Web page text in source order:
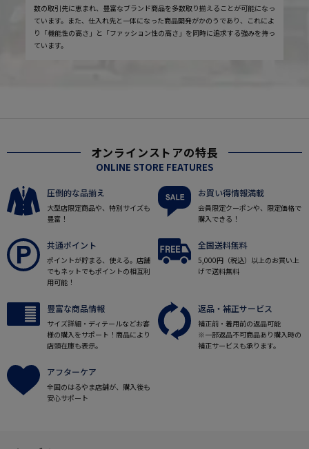
数の取引先に恵まれ、豊富なブランド商品を多数取り揃えることが可能になっ
ています。また、仕入れ先と一体になった商品開発がかのうであり、これによ
り「機能性の高さ」と「ファッション性の高さ」を同時に追求する強みを持っ
ています。
オンラインストアの特長
ONLINE STORE FEATURES
圧倒的な品揃え
大型店限定商品や、特別サイズも
豊富！
お買い得情報満載
会員限定クーポンや、限定価格で
購入できる！
共通ポイント
ポイントが貯まる、使える。店舗
でもネットでもポイントの相互利
用可能！
全国送料無料
5,000円（税込）以上のお買い上
げで送料無料
豊富な商品情報
サイズ詳細・ディテールなどお客
様の購入をサポート！商品により
店頭在庫も表示。
返品・補正サービス
補正前・着用前の返品可能
※一部返品不可商品あり購入時の
補正サービスも承ります。
アフターケア
全国のはるやま店舗が、購入後も
安心サポート